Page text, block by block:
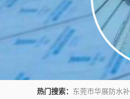
热门搜索：